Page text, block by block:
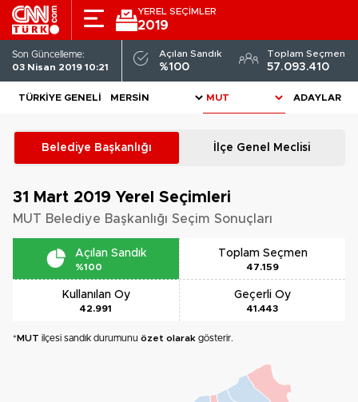
YEREL SEÇİMLER
2019
Son Güncelleme:
03 Nisan 2019 10:21
Açılan Sandık
%100
Toplam Seçmen
57.093.410
TÜRKIYE GENELI ADAYLAR
Belediye Başkanlığı İlçe Genel Meclisi
31 Mart 2019 Yerel Seçimleri
MUT Belediye Başkanlığı Seçim Sonuçları
Açılan Sandık
%100
Toplam Seçmen
47.159
Kullanılan Oy
42.991
Geçerli Oy
41.443
*MUT ilçesi sandık durumunu özet olarak gösterir.